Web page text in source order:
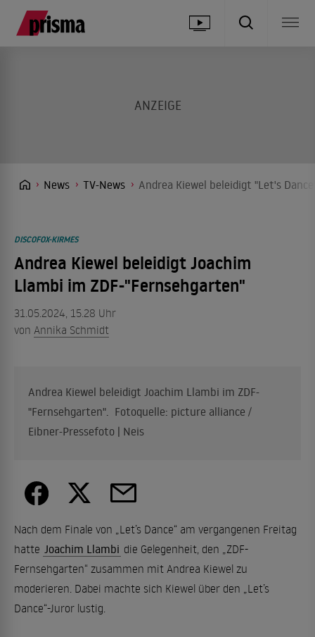
News TV-News Andrea Kiewel beleidigt "Let's
DISCOFOX-KIRMES
Andrea Kiewel beleidigt Joachim
Llambi im ZDF-"Fernsehgarten"
31.05.2024, 15.28 Uhr
von Annika Schmidt
Andrea Kiewel beleidigt Joachim Llambi im ZDF-
"Fernsehgarten". Fotoquelle: picture alliance /
Eibner-Pressefoto | Neis
Nach dem Finale von „Let’s Dance“ am vergangenen Freitag
hatte Joachim Llambi die Gelegenheit, den „ZDF-
Fernsehgarten“ zusammen mit Andrea Kiewel zu
moderieren. Dabei machte sich Kiewel über den „Let’s
Dance“-Juror lustig.